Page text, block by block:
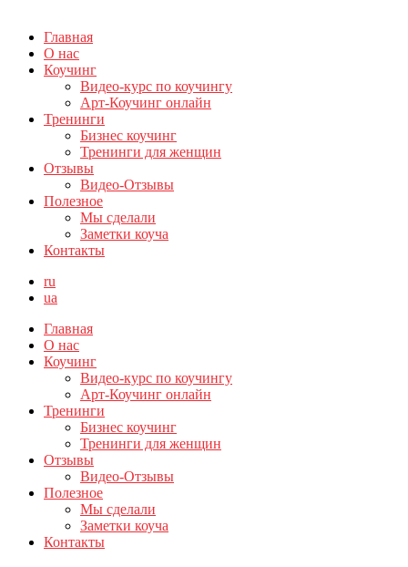
Главная
О нас
Коучинг
Видео-курс по коучингу
Арт-Коучинг онлайн
Тренинги
Бизнес коучинг
Тренинги для женщин
Отзывы
Видео-Отзывы
Полезное
Мы сделали
Заметки коуча
Контакты
ru
ua
Главная
О нас
Коучинг
Видео-курс по коучингу
Арт-Коучинг онлайн
Тренинги
Бизнес коучинг
Тренинги для женщин
Отзывы
Видео-Отзывы
Полезное
Мы сделали
Заметки коуча
Контакты